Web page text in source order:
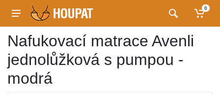
0
Nafukovací matrace Avenli
jednolůžková s pumpou -
modrá